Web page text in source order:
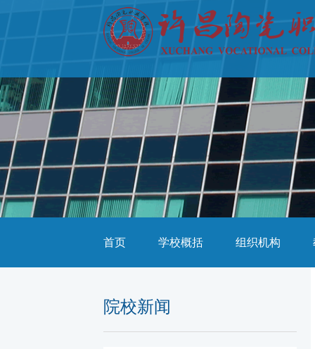
首页 学校概括 组织机构
院校新闻